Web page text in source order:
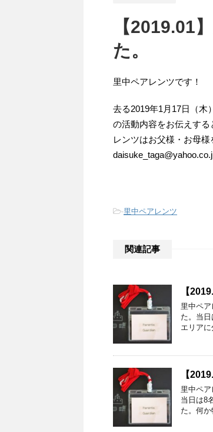
【2019.01
た。
里中ペアレンツです！
去る2019年1月17日（木
の活動内容をお伝えす
レンツはお父様・お母
-里中ペアレンツ
関連記事
【
里中ペ
た。当
エリア
【
里中ペ
当日は8
た。何